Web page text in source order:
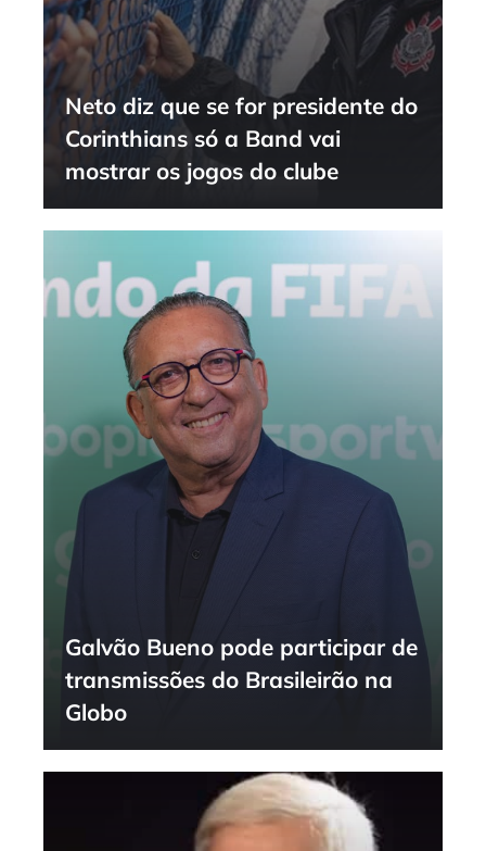
Neto diz que se for presidente do
Corinthians só a Band vai
mostrar os jogos do clube
Galvão Bueno pode participar de
transmissões do Brasileirão na
Globo